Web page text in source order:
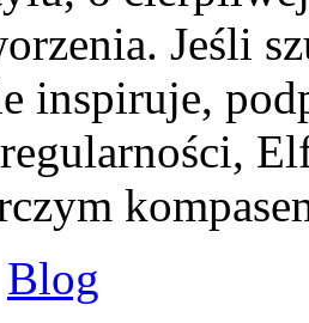
Jeśli
inspiruje,
Blog